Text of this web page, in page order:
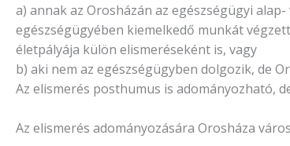
a) annak az Orosházán az egészségügyi
egészségügyében kiemelkedő munkát
életpályája külön elismeréseként is, vagy
b) aki nem az egészségügyben dolgozik, de
Az elismerés posthumus is adományozható,
Az elismerés adományozására Orosháza